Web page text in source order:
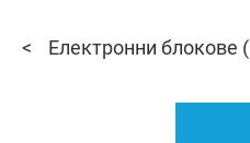
Електронни блокове